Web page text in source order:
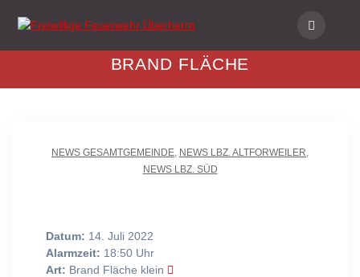
to
BRAND FLÄCHE
NEWS GESAMTGEMEINDE, NEWS LBZ. ALTFORWEILER,
NEWS LBZ. SÜD
Datum: 14. Juli 2022
Alarmzeit: 18:50 Uhr
Art: Brand Fläche klein